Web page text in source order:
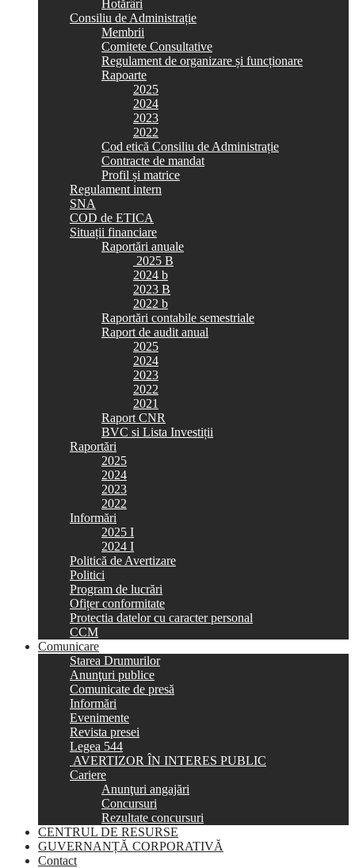
Hotărâri
Consiliu de Administrație
Membrii
Comitete Consultative
Regulament de organizare și funcționare
Rapoarte
2025
2024
2023
2022
Cod etică Consiliu de Administrație
Contracte de mandat
Profil și matrice
Regulament intern
SNA
COD de ETICA
Situații financiare
Raportări anuale
2025 B
2024 b
2023 B
2022 b
Raportări contabile semestriale
Raport de audit anual
2025
2024
2023
2022
2021
Raport CNR
BVC si Lista Investiții
Raportări
2025
2024
2023
2022
Informări
2025 I
2024 I
Politică de Avertizare
Politici
Program de lucrări
Ofițer conformitate
Protectia datelor cu caracter personal
CCM
Comunicare
Starea Drumurilor
Anunţuri publice
Comunicate de presă
Informări
Evenimente
Revista presei
Legea 544
AVERTIZOR ÎN INTERES PUBLIC
Cariere
Anunţuri angajări
Concursuri
Rezultate concursuri
CENTRUL DE RESURSE
GUVERNANȚĂ CORPORATIVĂ
Contact